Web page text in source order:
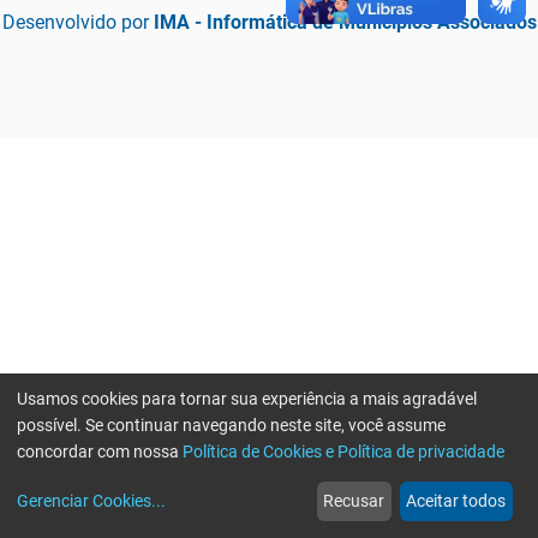
Desenvolvido por IMA - Informática de Municípios Associados
web
Notícias
more_horiz
Mais
Usamos cookies para tornar sua experiência a mais agradável
possível. Se continuar navegando neste site, você assume
concordar com nossa Política de Cookies e Política de privacidade
Gerenciar Cookies... Recusar Aceitar todos
Erro ao enviar informações, por favor tente novamente